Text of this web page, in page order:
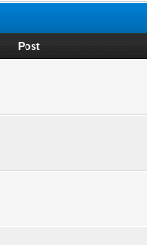
Post